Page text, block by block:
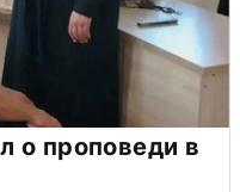
о проповеди в